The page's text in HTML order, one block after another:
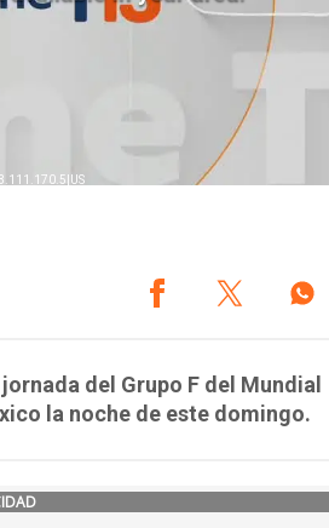
del Grupo F del Mundial
la noche de este domingo.